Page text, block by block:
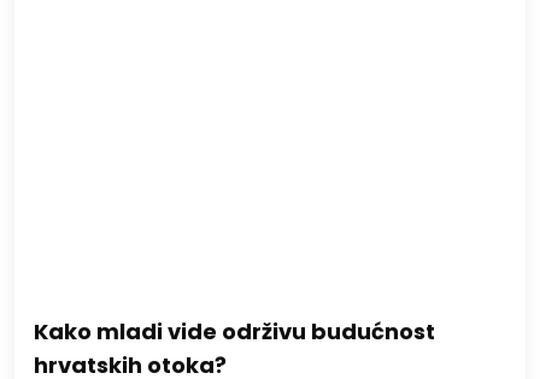
Kako mladi vide održivu budućnost
hrvatskih otoka?